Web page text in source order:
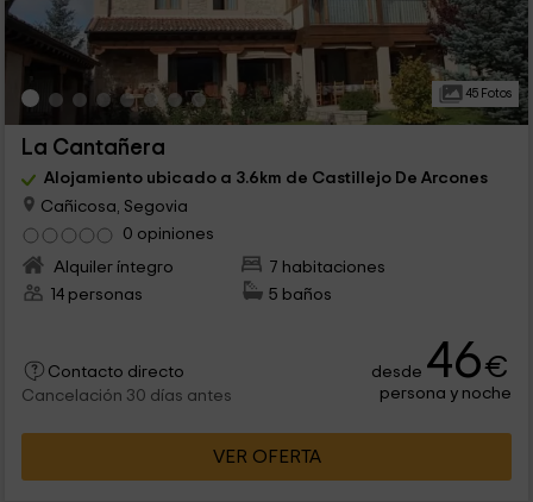
45 Fotos
La Cantañera
Alojamiento ubicado a 3.6km de Castillejo De Arcones
Cañicosa, Segovia
0 opiniones
Alquiler íntegro
7 habitaciones
14 personas
5 baños
Contacto directo
Cancelación 30 días antes
desde 46€
persona y noche
VER OFERTA